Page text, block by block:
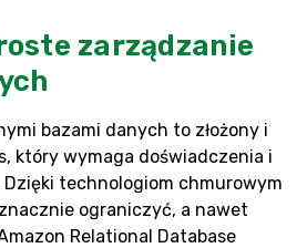
zarządzanie
bazami danych to złożony i
który wymaga doświadczenia i
technologiom chmurowym
ograniczyć, a nawet
Relational Database